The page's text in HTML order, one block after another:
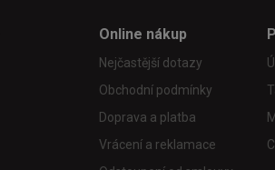
Online nákup
Nejčastější dotazy
Obchodní podmínky
Doprava a platba
Vrácení a reklamace